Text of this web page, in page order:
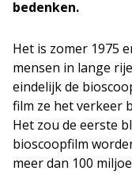
bedenken.
Het is zomer 1975
mensen in lange
eindelijk de
film ze het verkeer
Het zou de eerste
bioscoopfilm
meer dan 100